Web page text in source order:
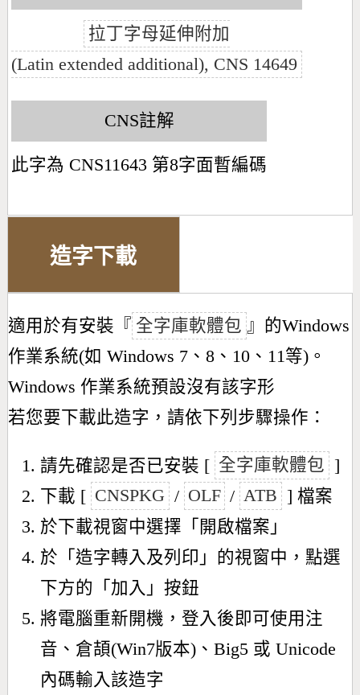
拉丁字母延伸附加
(Latin extended additional), CNS 14649
CNS註解
此字為 CNS11643 第8字面暫編碼
造字下載
適用於有安裝『 全字庫軟體包 』的Windows
作業系統(如 Windows 7、8、10、11等)。
Windows 作業系統預設沒有該字形
若您要下載此造字，請依下列步驟操作：
請先確認是否已安裝 [ 全字庫軟體包 ]
下載 [ CNSPKG / OLF / ATB ] 檔案
於下載視窗中選擇「開啟檔案」
於「造字轉入及列印」的視窗中，點選
下方的「加入」按鈕
將電腦重新開機，登入後即可使用注
音、倉頡(Win7版本)、Big5 或 Unicode
內碼輸入該造字